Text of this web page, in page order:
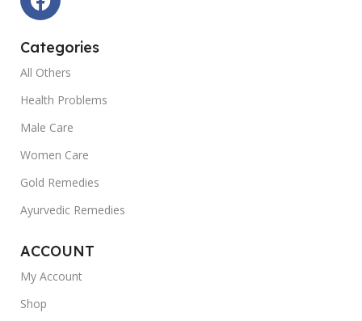
Categories
All Others
Health Problems
Male Care
Women Care
Gold Remedies
Ayurvedic Remedies
ACCOUNT
My Account
Shop